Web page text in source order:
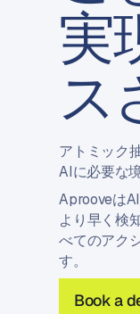
実
ス
アトミック
AIに必要な
Aprooveは
より早く検
べてのアク
す。
Book a